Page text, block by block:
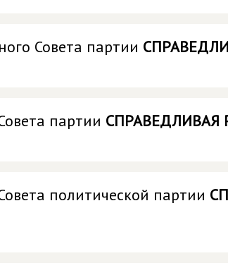
Совета партии
партии СПРАВЕДЛИВАЯ
политической партии